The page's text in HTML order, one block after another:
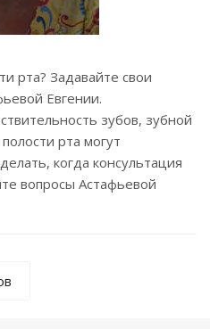
рта? Задавайте свои
Евгении.
зубов, зубной
рта могут
когда консультация
вопросы Астафьевой